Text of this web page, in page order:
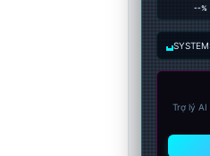
--%
Trợ lý